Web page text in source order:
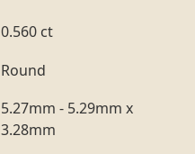
0.560 ct
Round
5.27mm - 5.29mm x
3.28mm